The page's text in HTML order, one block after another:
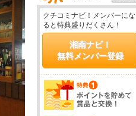
クチコミナビ！メンバーにな
ると特典盛りだくさん！
湘南ナビ！
無料メンバー登録